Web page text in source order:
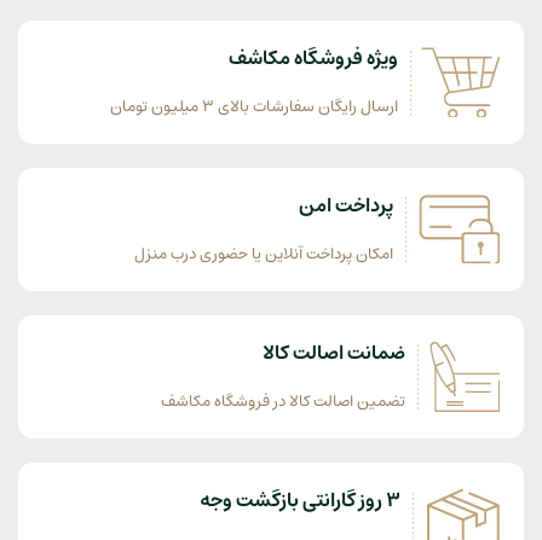
ویژه فروشگاه مکاشف
ارسال رایگان سفارشات بالای 3 میلیون تومان
پرداخت امن
امکان پرداخت آنلاین یا حضوری درب منزل
ضمانت اصالت کالا
تضمین اصالت کالا در فروشگاه مکاشف
3 روز گارانتی بازگشت وجه